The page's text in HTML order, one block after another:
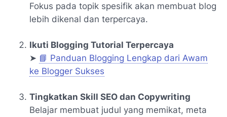
Fokus pada topik spesifik akan membuat blog
lebih dikenal dan terpercaya.
Ikuti Blogging Tutorial Terpercaya
➤ 📘 Panduan Blogging Lengkap dari Awam
ke Blogger Sukses
Tingkatkan Skill SEO dan Copywriting
Belajar membuat judul yang memikat, meta